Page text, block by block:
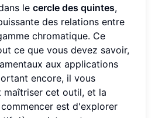
le cercle des quintes,
des relations entre
chromatique. Ce
ce que vous devez savoir,
aux applications
encore, il vous
maîtriser cet outil, et la
est d'explorer